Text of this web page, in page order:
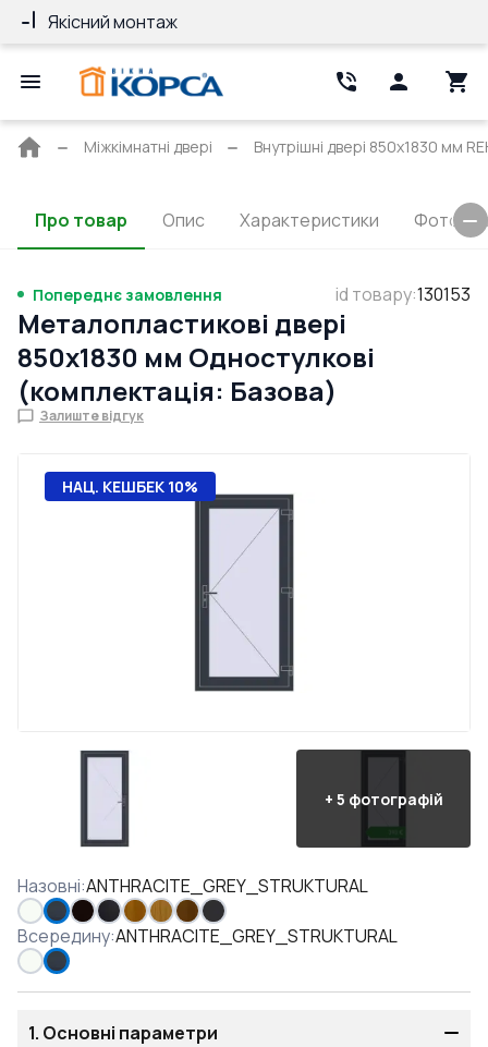
Якісний монтаж
Головна
Міжкімнатні двері Внутрішні двері 850x1830 мм
Про товар Опис Характеристики Фото та
Попереднє замовлення id товару:130153
Металопластикові двері
850x1830 мм Одностулкові
(комплектація: Базова)
Залиште відгук
НАЦ. КЕШБЕК 10%
+ 5 фотографій
Назовні:ANTHRACITE_GREY_STRUKTURAL
Всередину:ANTHRACITE_GREY_STRUKTURAL
1. Основні параметри